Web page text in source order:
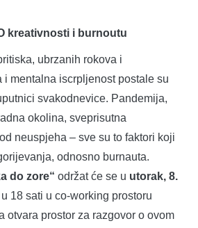
kreativnosti i burnoutu
ubrzanih rokova i
i mentalna iscrpljenost postale su
svakodnevice. Pandemija,
okolina, sveprisutna
neuspjeha – sve su to faktori koji
odnosno burnauta.
do zore“ održat će se u utorak, 8.
18 sati u co-working prostoru
otvara prostor za razgovor o ovom